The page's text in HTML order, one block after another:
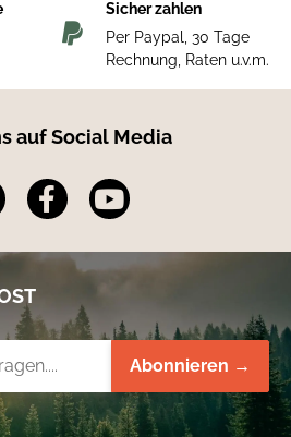
Sicher zahlen
Per Paypal, 30 Tage
Rechnung, Raten u.v.m.
auf Social Media
Abonnieren →